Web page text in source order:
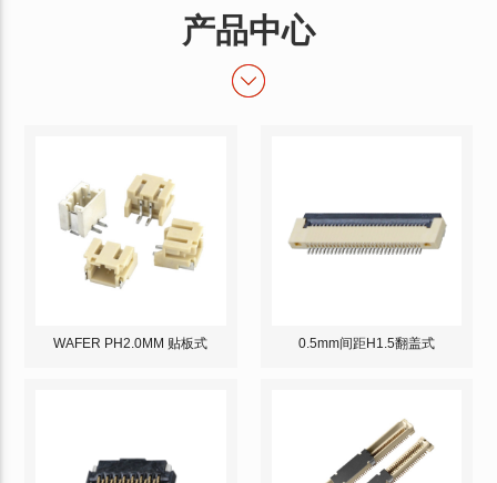
产品中心
WAFER PH2.0MM 贴板式 0.5mm间距H1.5翻盖式